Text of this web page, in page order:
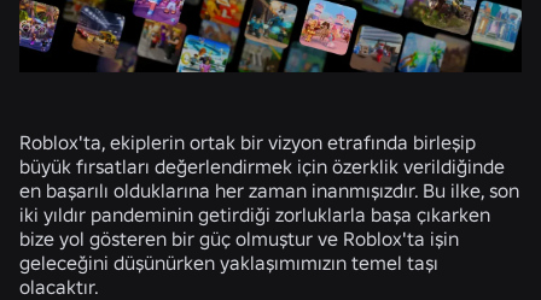
Roblox'ta, ekiplerin ortak bir vizyon etrafında birleşip
büyük fırsatları değerlendirmek için özerklik verildiğinde
en başarılı olduklarına her zaman inanmışızdır. Bu ilke, son
iki yıldır pandeminin getirdiği zorluklarla başa çıkarken
bize yol gösteren bir güç olmuştur ve Roblox'ta işin
geleceğini düşünürken yaklaşımımızın temel taşı
olacaktır.